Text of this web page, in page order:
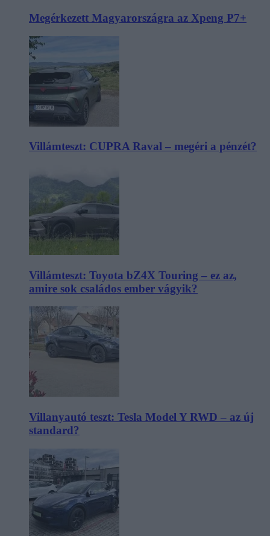
Megérkezett Magyarországra az Xpeng P7+
Villámteszt: CUPRA Raval – megéri a pénzét?
Villámteszt: Toyota bZ4X Touring – ez az,
amire sok családos ember vágyik?
Villanyautó teszt: Tesla Model Y RWD – az új
standard?